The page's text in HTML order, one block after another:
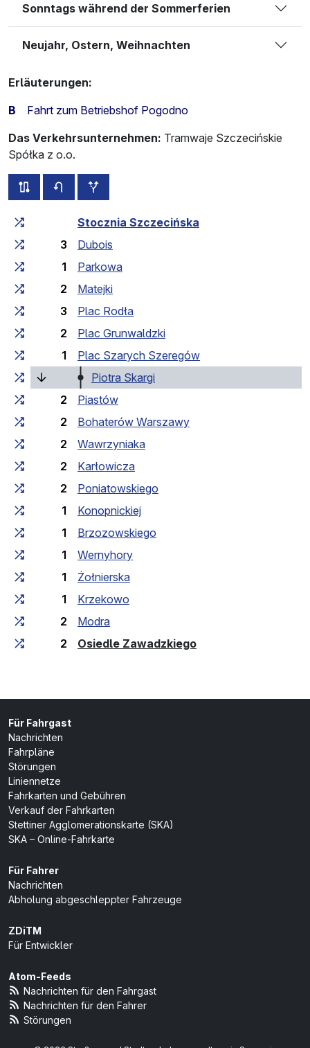
Sonntags während der Sommerferien
Neujahr, Ostern, Weihnachten
Erläuterungen:
B
Fahrt zum Betriebshof Pogodno
Das Verkehrsunternehmen: Tramwaje Szczecińskie
Spółka z o.o.
alle Strecken dieser Linie
Fahrplan für die Gegenrichtung
Fahrtzeit zunehmend Fahrtzeit zwischen den
Stocznia Szczecińska
3
Dubois
1
Parkowa
2
Matejki
3
Plac Rodła
2
Plac Grunwaldzki
1
Plac Szarych Szeregów
Piotra Skargi
2
Piastów
2
Bohaterów Warszawy
2
Wawrzyniaka
2
Karłowicza
2
Poniatowskiego
1
Konopnickiej
1
Brzozowskiego
1
Wernyhory
1
Żołnierska
1
Krzekowo
2
Modra
2
Osiedle Zawadzkiego(Endhaltestelle)
Für Fahrgast
Nachrichten
Fahrpläne
Störungen
Liniennetze
Fahrkarten und Gebühren
Verkauf der Fahrkarten
Stettiner Agglomerationskarte (SKA)
SKA – Online-Fahrkarte
Für Fahrer
Nachrichten
Abholung abgeschleppter Fahrzeuge
ZDiTM
Für Entwickler
Atom-Feeds
Nachrichten für den Fahrgast
Nachrichten für den Fahrer
Störungen